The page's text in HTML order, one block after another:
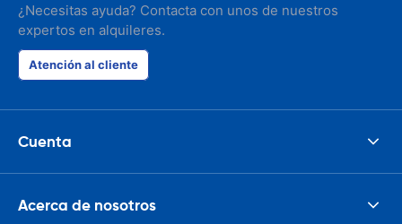
¿Necesitas ayuda? Contacta con unos de nuestros
expertos en alquileres.
Atención al cliente
Cuenta
Acerca de nosotros